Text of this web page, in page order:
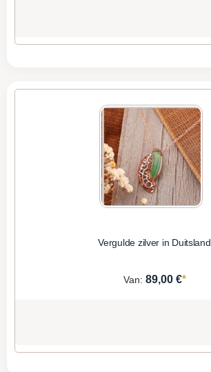
Vergulde zilver in Duitsland
Van: 89,00 €*